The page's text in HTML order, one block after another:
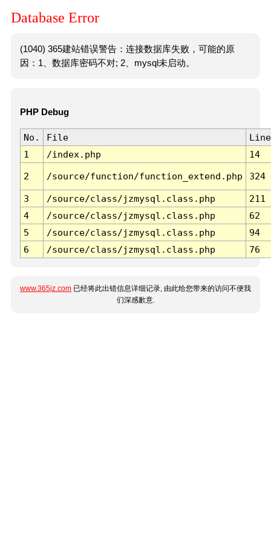
Database Error
(1040) 365建站错误警告：连接数据库失败，可能的原
因：1、数据库密码不对; 2、mysql未启动。
PHP Debug
No. File
Line
1
/index.php 14
2 /source/function/function_extend.php 324
3 /source/class/jzmysql.class.php
211
4
/source/class/jzmysql.class.php
62
5
/source/class/jzmysql.class.php
94
6
/source/class/jzmysql.class.php 76
www.365jz.com 已经将此出错信息详细记录, 由此给您带来的访问不便我
们深感歉意.